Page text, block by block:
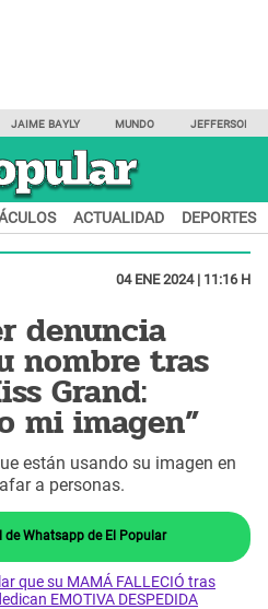
JAIME BAYLY MUNDO JEFFERSON
ACTUALIDAD DEPORTES
04 ENE 2024 | 11:16 H
denuncia
nombre tras
Grand:
mi imagen”
están usando su imagen en
a personas.
de Whatsapp de El Popular
que su MAMÁ FALLECIÓ tras
EMOTIVA DESPEDIDA